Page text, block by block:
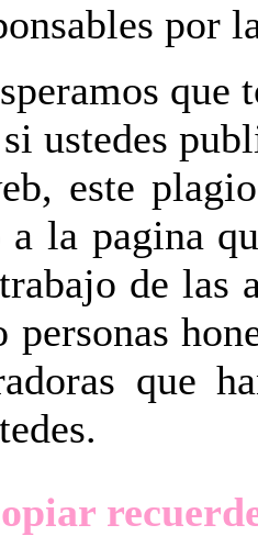
por
que
ustedes
este
a la pagina
de las
personas
que